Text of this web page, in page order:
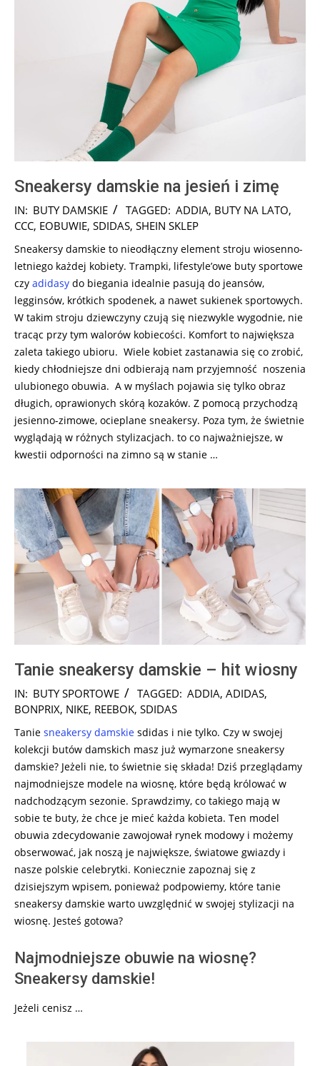
Sneakersy damskie na jesień i zimę
2024-
12-
IN: BUTY DAMSKIE TAGGED: ADDIA, BUTY NA LATO,
CCC, EOBUWIE, SDIDAS, SHEIN SKLEP
Sneakersy damskie to nieodłączny element stroju wiosenno-
letniego każdej kobiety. Trampki, lifestyle’owe buty sportowe
czy adidasy do biegania idealnie pasują do jeansów,
legginsów, krótkich spodenek, a nawet sukienek sportowych.
W takim stroju dziewczyny czują się niezwykle wygodnie, nie
tracąc przy tym walorów kobiecości. Komfort to największa
zaleta takiego ubioru. Wiele kobiet zastanawia się co zrobić,
kiedy chłodniejsze dni odbierają nam przyjemność noszenia
ulubionego obuwia. A w myślach pojawia się tylko obraz
długich, oprawionych skórą kozaków. Z pomocą przychodzą
jesienno-zimowe, ocieplane sneakersy. Poza tym, że świetnie
wyglądają w różnych stylizacjach. to co najważniejsze, w
kwestii odporności na zimno są w stanie …
Tanie sneakersy damskie – hit wiosny
2024-
11-
IN: BUTY SPORTOWE TAGGED: ADDIA, ADIDAS,
BONPRIX, NIKE, REEBOK, SDIDAS
Tanie sneakersy damskie sdidas i nie tylko. Czy w swojej
kolekcji butów damskich masz już wymarzone sneakersy
damskie? Jeżeli nie, to świetnie się składa! Dziś przeglądamy
najmodniejsze modele na wiosnę, które będą królować w
nadchodzącym sezonie. Sprawdzimy, co takiego mają w
sobie te buty, że chce je mieć każda kobieta. Ten model
obuwia zdecydowanie zawojował rynek modowy i możemy
obserwować, jak noszą je największe, światowe gwiazdy i
nasze polskie celebrytki. Koniecznie zapoznaj się z
dzisiejszym wpisem, ponieważ podpowiemy, które tanie
sneakersy damskie warto uwzględnić w swojej stylizacji na
wiosnę. Jesteś gotowa?
Najmodniejsze obuwie na wiosnę?
Sneakersy damskie!
Jeżeli cenisz …